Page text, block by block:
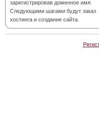
зарегистрировав доменное имя.
Следующими шагами будут заказ
хостинга и создание сайта.